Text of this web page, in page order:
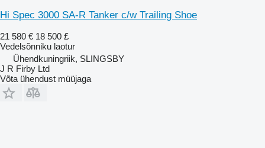
Hi Spec 3000 SA-R Tanker c/w Trailing Shoe
21 580 € 18 500 £
Vedelsõnniku laotur
Ühendkuningriik, SLINGSBY
J R Firby Ltd
Võta ühendust müüjaga